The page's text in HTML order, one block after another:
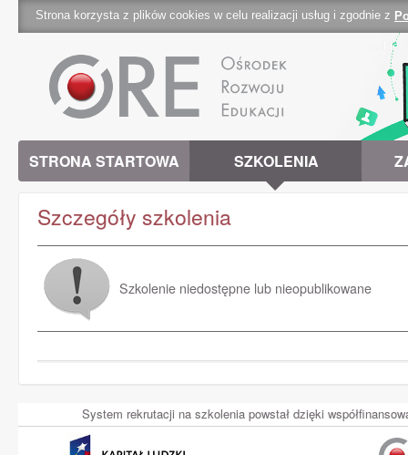
Strona korzysta z plików cookies w celu realizacji usług i zgodnie z
STRONA STARTOWA SZKOLENIA
Szczegóły szkolenia
Szkolenie niedostępne lub nieopublikowane
System rekrutacji na szkolenia powstał dzięki